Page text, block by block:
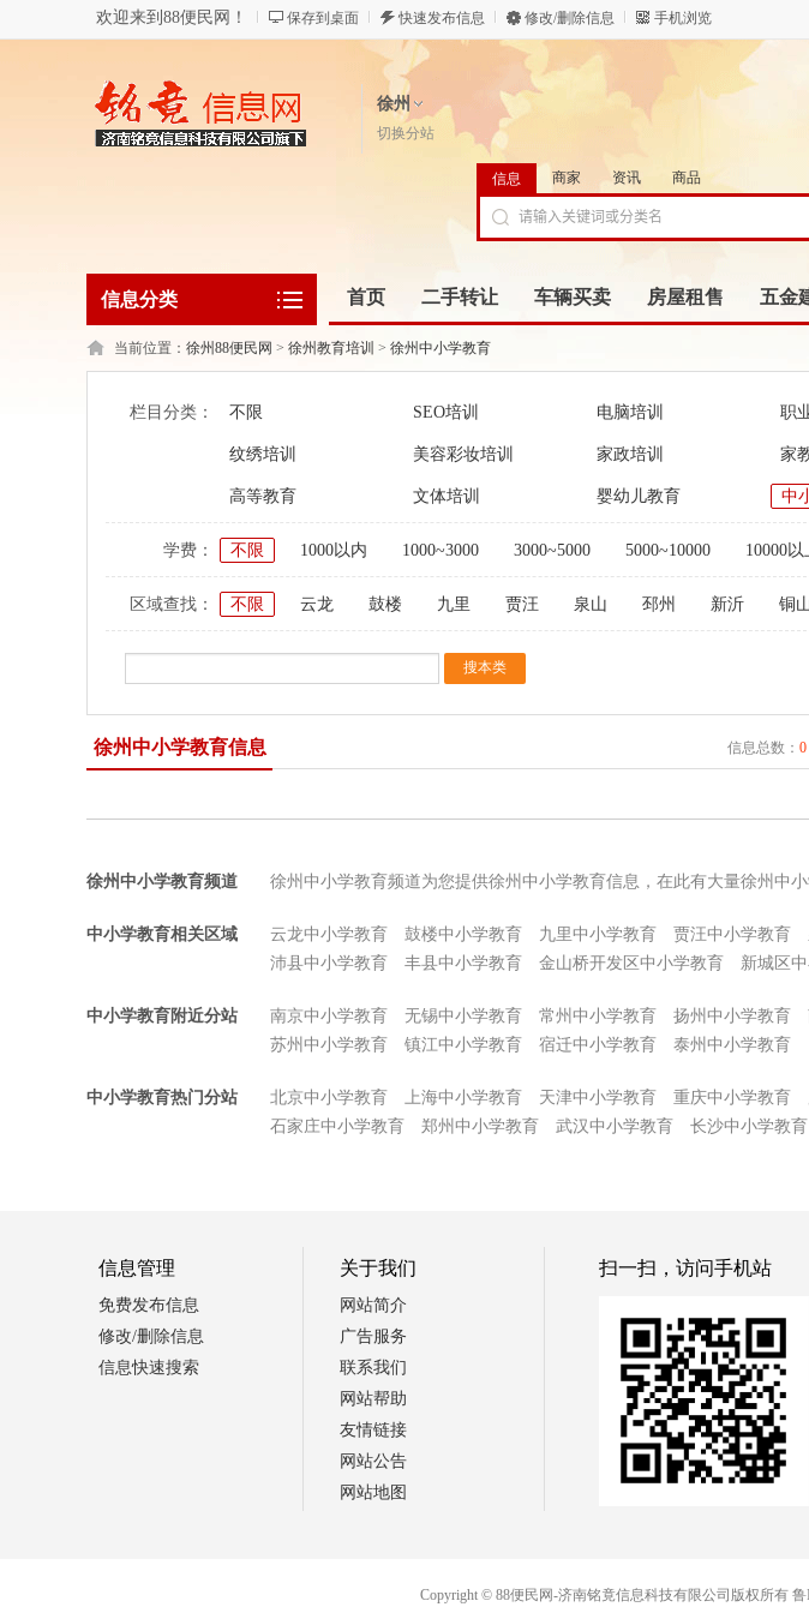
欢迎来到88便民网！ 保存到桌面 快速发布信息 修改/删除信息 手机浏览
徐州
切换分站
信息 商家 资讯 商品
信息分类 首页 二手转让 车辆买卖 房屋租售 五金
当前位置： 徐州88便民网 > 徐州教育培训 > 徐州中小学教育
栏目分类： 不限 SEO培训 电脑培训 职
纹绣培训 美容彩妆培训 家政培训 家
高等教育 文体培训 婴幼儿教育 中
学费： 不限 1000以内 1000~3000 3000~5000 5000~10000 10000以
区域查找： 不限 云龙 鼓楼 九里 贾汪 泉山 邳州 新沂 铜
徐州中小学教育信息 信息总数： 0
徐州中小学教育频道 徐州中小学教育频道为您提供徐州中小学教育信息，在此有大量徐州中
中小学教育相关区域 云龙中小学教育 鼓楼中小学教育 九里中小学教育 贾汪中小学教育
沛县中小学教育
丰县中小学教育 金山桥开发区中小学教育 新城区
中小学教育附近分站 南京中小学教育 无锡中小学教育 常州中小学教育 扬州中小学教育
苏州中小学教育
镇江中小学教育 宿迁中小学教育 泰州中小学教育
中小学教育热门分站 北京中小学教育 上海中小学教育 天津中小学教育 重庆中小学教育
石家庄中小学教育
郑州中小学教育 武汉中小学教育 长沙中小学教育
信息管理
免费发布信息
修改/删除信息
信息快速搜索
关于我们
网站简介
广告服务
联系我们
网站帮助
友情链接
网站公告
网站地图
扫一扫，访问手机站
Copyright © 88便民网-济南铭竟信息科技有限公司版权所有 鲁